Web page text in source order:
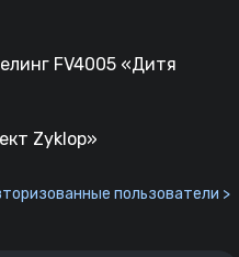
FV4005 «Дитя
Zyklop»
пользователи >